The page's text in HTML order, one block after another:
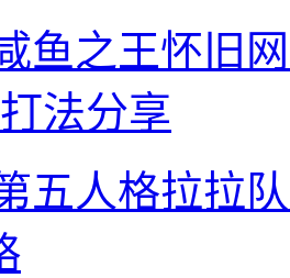
鱼之王怀旧
法分享
五人格拉拉